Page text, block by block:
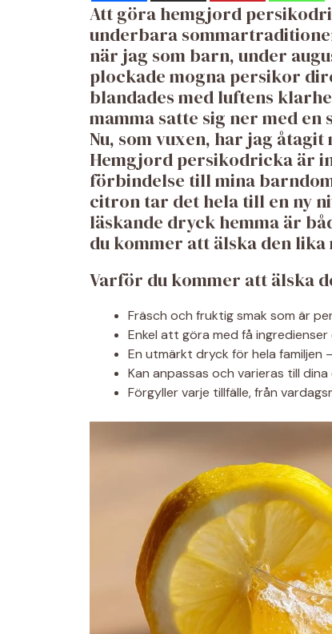
Att göra hemgjord
underbara
när jag som barn, under
plockade mogna persikor
blandades med luftens
mamma satte sig ner med
Nu, som vuxen, har jag
Hemgjord persikodricka är
förbindelse till mina
citron tar det hela till en ny
läskande dryck hemma är
du kommer att älska den lika
Varför du kommer att älska
Fräsch och fruktig smak som är
Enkel att göra med få
En utmärkt dryck för hela familjen
Kan anpassas och varieras till
Förgyller varje tillfälle, från